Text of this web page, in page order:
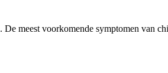
De meest voorkomende symptomen